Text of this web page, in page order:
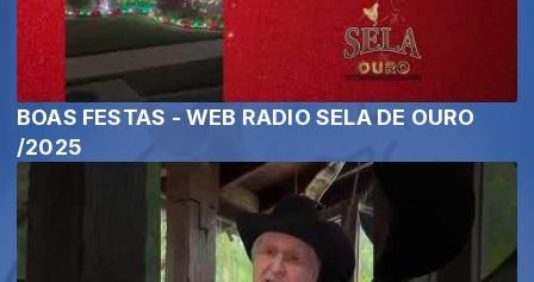
BOAS FESTAS - WEB RADIO SELA DE OURO
/2025